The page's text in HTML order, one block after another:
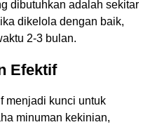
dibutuhkan adalah sekitar
dikelola dengan baik,
2-3 bulan.
Efektif
menjadi kunci untuk
minuman kekinian,